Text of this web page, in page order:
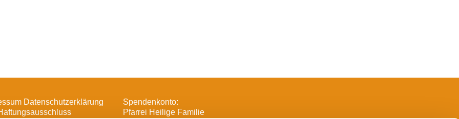
Datenschutzerklärung
Spendenkonto:
Pfarrei Heilige Familie